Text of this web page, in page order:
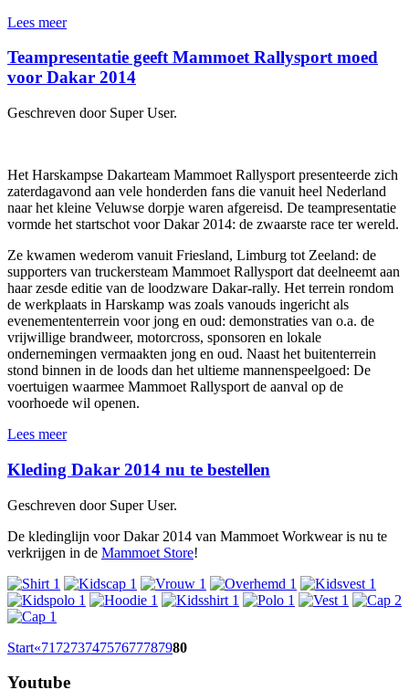
Lees meer
Teampresentatie geeft Mammoet Rallysport moed
voor Dakar 2014
Geschreven door Super User.
Het Harskampse Dakarteam Mammoet Rallysport presenteerde zich
zaterdagavond aan vele honderden fans die vanuit heel Nederland
naar het kleine Veluwse dorpje waren afgereisd. De teampresentatie
vormde het startschot voor Dakar 2014: de zwaarste race ter wereld.
Ze kwamen wederom vanuit Friesland, Limburg tot Zeeland: de
supporters van truckersteam Mammoet Rallysport dat deelneemt aan
haar zesde editie van de loodzware Dakar-rally. Het terrein rondom
de werkplaats in Harskamp was zoals vanouds ingericht als
evenemententerrein voor jong en oud: demonstraties van o.a. de
vrijwillige brandweer, motorcross, sponsoren en lokale
ondernemingen vermaakten jong en oud. Naast het buitenterrein
stond binnen in de loods dan het ultieme mannenspeelgoed: De
voertuigen waarmee Mammoet Rallysport de aanval op de
voorhoede wil openen.
Lees meer
Kleding Dakar 2014 nu te bestellen
Geschreven door Super User.
De kledinglijn voor Dakar 2014 van Mammoet Workwear is nu te
verkrijgen in de Mammoet Store!
Start«71 727374757677787980
Youtube